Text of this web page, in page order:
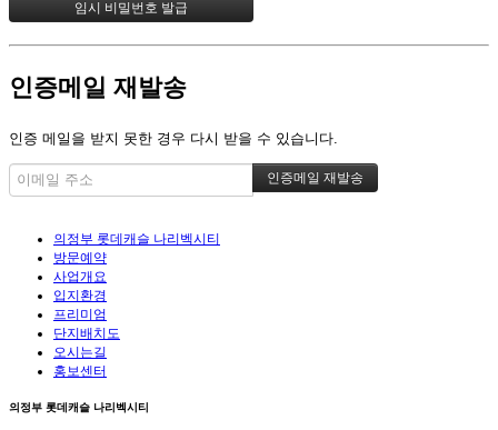
인증메일 재발송
인증 메일을 받지 못한 경우 다시 받을 수 있습니다.
의정부 롯데캐슬 나리벡시티
방문예약
사업개요
입지환경
프리미엄
단지배치도
오시는길
홍보센터
의정부 롯데캐슬 나리벡시티